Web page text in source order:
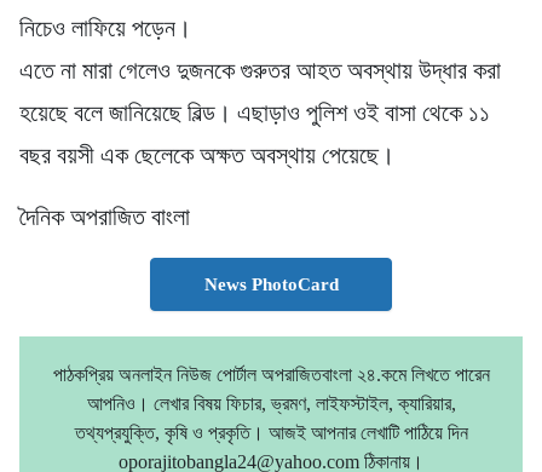
নিচেও লাফিয়ে পড়েন।
এতে না মারা গেলেও দুজনকে গুরুতর আহত অবস্থায় উদ্ধার করা
হয়েছে বলে জানিয়েছে বিল্ড। এছাড়াও পুলিশ ওই বাসা থেকে ১১
বছর বয়সী এক ছেলেকে অক্ষত অবস্থায় পেয়েছে।
দৈনিক অপরাজিত বাংলা
News PhotoCard
পাঠকপ্রিয় অনলাইন নিউজ পোর্টাল অপরাজিতবাংলা ২৪.কমে লিখতে পারেন
আপনিও। লেখার বিষয় ফিচার, ভ্রমণ, লাইফস্টাইল, ক্যারিয়ার,
তথ্যপ্রযুক্তি, কৃষি ও প্রকৃতি। আজই আপনার লেখাটি পাঠিয়ে দিন
oporajitobangla24@yahoo.com ঠিকানায়।